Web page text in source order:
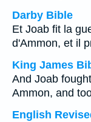
Darby Bible
Et Joab fit la
d'Ammon, et il
King James
And Joab
Ammon, and
English